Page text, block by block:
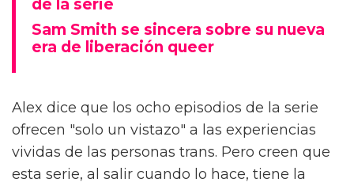
de la serie
Sam Smith se sincera sobre su nueva
era de liberación queer
Alex dice que los ocho episodios de la serie
ofrecen "solo un vistazo" a las experiencias
vividas de las personas trans. Pero creen que
esta serie, al salir cuando lo hace, tiene la